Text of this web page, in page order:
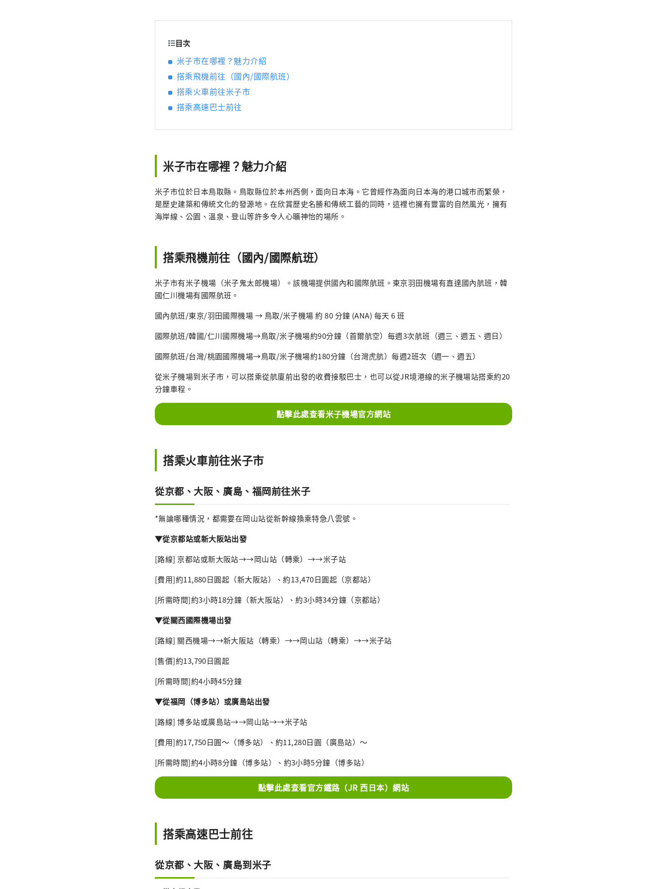
目次
米子市在哪裡？魅力介紹
搭乘飛機前往（國內/國際航班）
搭乘火車前往米子市
搭乘高速巴士前往
米子市在哪裡？魅力介紹
米子市位於日本鳥取縣。鳥取縣位於本州西側，面向日本海。它曾經作為面向日本海的港口城市而繁榮，
是歷史建築和傳統文化的發源地。在欣賞歷史名勝和傳統工藝的同時，這裡也擁有豐富的自然風光，擁有
海岸線、公園、溫泉、登山等許多令人心曠神怡的場所。
搭乘飛機前往（國內/國際航班）
米子市有米子機場（米子鬼太郎機場）。該機場提供國內和國際航班。東京羽田機場有直達國內航班，韓
國仁川機場有國際航班。
國內航班/東京/羽田國際機場 → 鳥取/米子機場 約 80 分鐘 (ANA) 每天 6 班
國際航班/韓國/仁川國際機場→鳥取/米子機場約90分鐘（首爾航空）每週3次航班（週三、週五、週日）
國際航班/台灣/桃園國際機場→鳥取/米子機場約180分鐘（台灣虎航）每週2班次（週一、週五）
從米子機場到米子市，可以搭乘從航廈前出發的收費接駁巴士，也可以從JR境港線的米子機場站搭乘約20
分鐘車程。
點擊此處查看米子機場官方網站
搭乘火車前往米子市
從京都、大阪、廣島、福岡前往米子
*無論哪種情況，都需要在岡山站從新幹線換乘特急八雲號。
▼從京都站或新大阪站出發
[路線] 京都站或新大阪站→→岡山站（轉乘）→→米子站
[費用]約11,880日圓起（新大阪站）、約13,470日圓起（京都站）
[所需時間]約3小時18分鐘（新大阪站）、約3小時34分鐘（京都站）
▼從關西國際機場出發
[路線] 關西機場→→新大阪站（轉乘）→→岡山站（轉乘）→→米子站
[售價]約13,790日圓起
[所需時間]約4小時45分鐘
▼從福岡（博多站）或廣島站出發
[路線] 博多站或廣島站→→岡山站→→米子站
[費用]約17,750日圓～（博多站）、約11,280日圓（廣島站）～
[所需時間]約4小時8分鐘（博多站）、約3小時5分鐘（博多站）
點擊此處查看官方鐵路（JR 西日本）網站
搭乘高速巴士前往
從京都、大阪、廣島到米子